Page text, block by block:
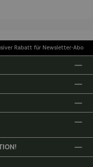
Rabatt für Newsletter-Abo